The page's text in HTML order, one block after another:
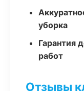
уборка
Гарантия
работ
Отзывы